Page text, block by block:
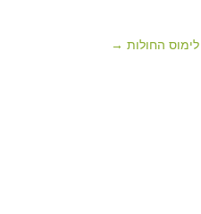
לימוס החולות →